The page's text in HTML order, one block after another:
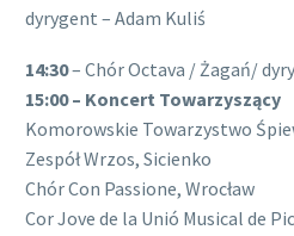
dyrygent – Adam Kuliś
14:30– Chór Octava / Żagań/
15:00 – Koncert Towarzyszący
Komorowskie Towarzystwo
Zespół Wrzos, Sicienko
Chór Con Passione, Wrocław
Cor Jove de la Unió Musical de